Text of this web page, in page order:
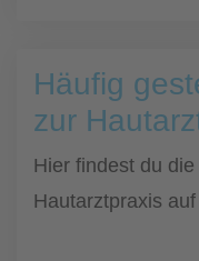
Häufig
zur
Hier findest du
Hautarztpraxis